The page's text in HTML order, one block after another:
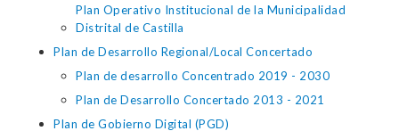
Plan Operativo Institucional de la Municipalidad
Distrital de Castilla
Plan de Desarrollo Regional/Local Concertado
Plan de desarrollo Concentrado 2019 - 2030
Plan de Desarrollo Concertado 2013 - 2021
Plan de Gobierno Digital (PGD)